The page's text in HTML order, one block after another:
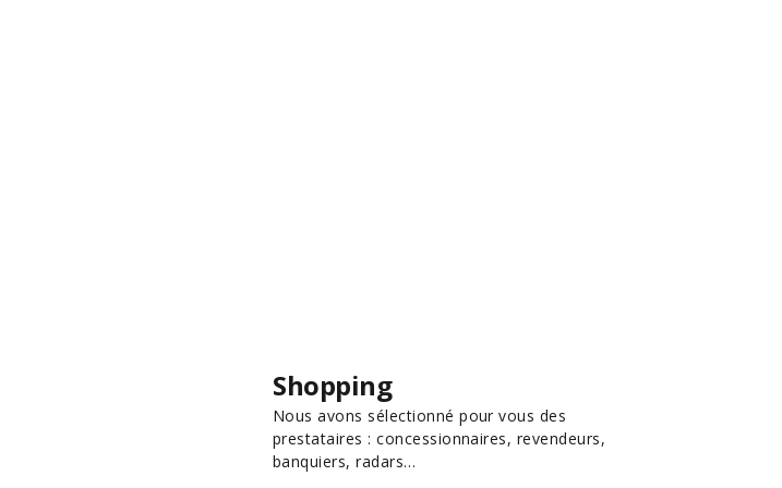
Shopping
Nous avons sélectionné pour vous des
prestataires : concessionnaires, revendeurs,
banquiers, radars…